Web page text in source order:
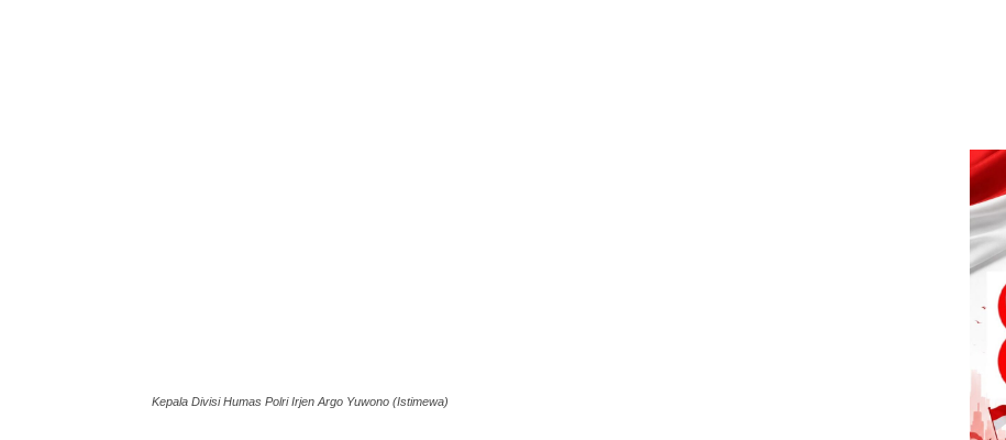
Kepala Divisi Humas Polri Irjen Argo Yuwono (Istimewa)